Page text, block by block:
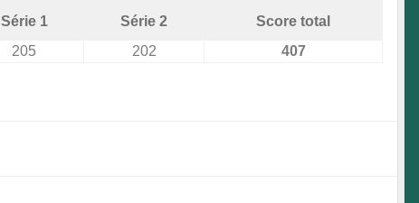
Série 1 Série 2
Score total
205 202 407